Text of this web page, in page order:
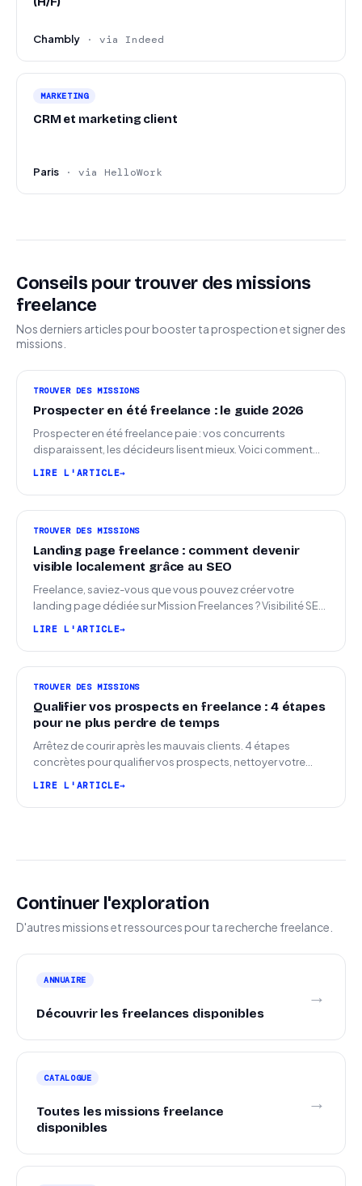
Chambly · via Indeed
MARKETING
CRM et marketing client
Paris · via HelloWork
Conseils pour trouver des missions
freelance
Nos derniers articles pour booster ta prospection et signer des
missions.
TROUVER DES MISSIONS
Prospecter en été freelance : le guide 2026
Prospecter en été freelance paie : vos concurrents
disparaissent, les décideurs lisent mieux. Voici comment
LIRE L'ARTICLE
TROUVER DES MISSIONS
Landing page freelance : comment devenir
visible localement grâce au SEO
Freelance, saviez-vous que vous pouvez créer votre
landing page dédiée sur Mission Freelances ? Visibilité SEO
LIRE L'ARTICLE
TROUVER DES MISSIONS
Qualifier vos prospects en freelance : 4 étapes
pour ne plus perdre de temps
Arrêtez de courir après les mauvais clients. 4 étapes
concrètes pour qualifier vos prospects, nettoyer votre
LIRE L'ARTICLE
Continuer l'exploration
D'autres missions et ressources pour ta recherche freelance.
ANNUAIRE
Découvrir les freelances disponibles
→
CATALOGUE
Toutes les missions freelance
disponibles
→